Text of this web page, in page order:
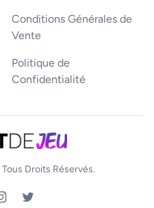
Conditions Générales de
Vente
Politique de
Confidentialité
Tous Droits Réservés.